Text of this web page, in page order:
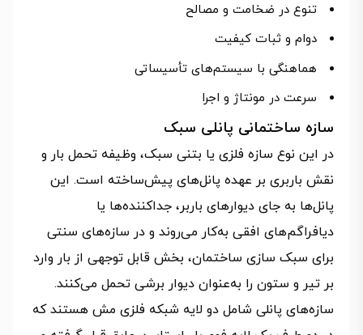
تنوع در ضخامت و مصالح
دوام و ثبات کیفیت
هماهنگی با سیستم‌های تأسیساتی
سرعت در مونتاژ و اجرا
سازه ساختمانی پانلی سبک
در این نوع سازه فلزی یا بتنی سبک، وظیفه تحمل بار و
نقش باربری بر عهده پانل‌های پیش‌ساخته است. این
پانل‌ها به جای دیوارهای باربر، جداکننده‌ها یا
دیافراگم‌های افقی به‌کار می‌روند و در سازه‌های سنتی
برای سبک سازی ساختمان، بخش قابل توجهی از بار وارد
بر تیر و ستون را به‌عنوان دیوار برشی تحمل می‌کنند.
سازه‌های پانلی شامل دو لایه شبکه فلزی مش هستند که